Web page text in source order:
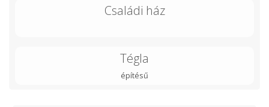
Családi ház
Tégla
építésű